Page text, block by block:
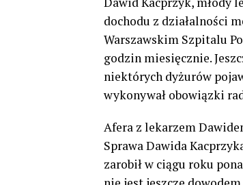
dochodu z działalności
Warszawskim Szpitalu
godzin miesięcznie.
niektórych dyżurów
wykonywał obowiązki
Afera z lekarzem
Sprawa Dawida
zarobił w ciągu roku